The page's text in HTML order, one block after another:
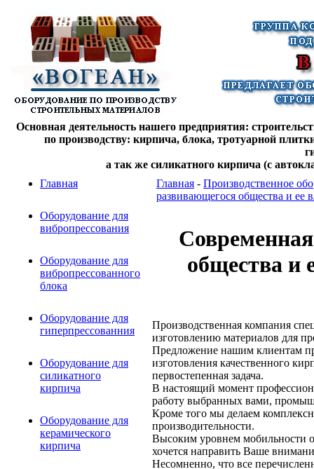
Основная деятельность нашего предприятия:
по производству: кирпича, блока, тротуарной
а так же силикатного кирпича (с
Главная
Оборудование для
вибропрессования
Оборудование для
вибропрессованного
блока
Оборудование для
гиперпрессованния
Оборудование для
силикатного
кирпича
Оборудование для
керамического
кирпича
Главная - Производственное
развивающегося общества и ее
общества и
Производственная компания
изготовлению материалов для
Предложение нашим клиентам
изготовления качественного
первостепенная задача.
В настоящий момент
работу выбранных вами,
Кроме того мы делаем
производительности.
Высоким уровнем мобильности
хочется направить Ваше
Несомненно, что все